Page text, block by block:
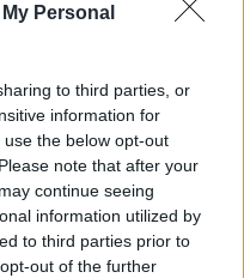
Personal
to third parties, or
information for
the below opt-out
note that after your
continue seeing
information utilized by
to third parties prior to
out of the further
afatgjatë